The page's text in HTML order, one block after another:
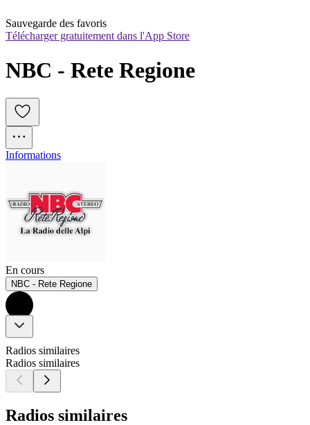
Sauvegarde des favoris
Télécharger gratuitement dans l'App Store
NBC - Rete Regione
Informations
En cours
NBC - Rete Regione
Radios similaires
Radios similaires
Radios similaires